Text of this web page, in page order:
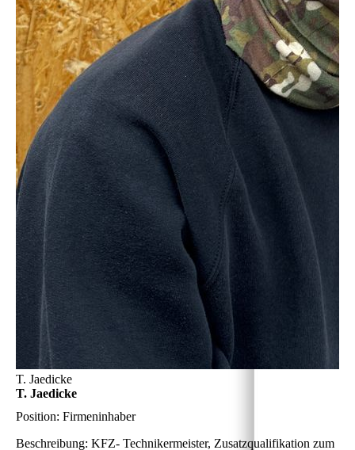
T. Jaedicke
T. Jaedicke
Position: Firmeninhaber
Beschreibung: KFZ- Technikermeister, Zusatzqualifikation zum